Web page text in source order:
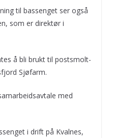
til bassenget ser også
som er direktør i
å bli brukt til postsmolt-
Sjøfarm.
med
i drift på Kvalnes,